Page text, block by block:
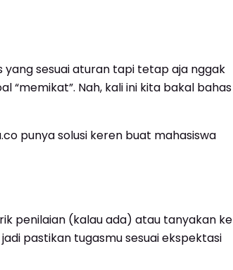
yang sesuai aturan tapi tetap aja nggak
“memikat”. Nah, kali ini kita bakal bahas
punya solusi keren buat mahasiswa
penilaian (kalau ada) atau tanyakan ke
pastikan tugasmu sesuai ekspektasi